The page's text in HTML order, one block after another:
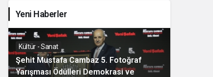
Yeni Haberler
Kültür - Sanat
Şehit Mustafa Cambaz 5. Fotoğraf
Yarışması Ödülleri Demokrasi ve